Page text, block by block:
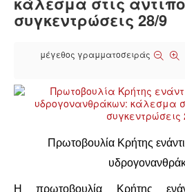
ΕΙΔΉΣΕΙΣ
ΔΙΕΘΝΉ
συγκεντρώσεις 28/9
μέγεθος γραμματοσειράς
Πρωτοβουλία Κρήτης
Η πρωτοβουλία Κρήτης